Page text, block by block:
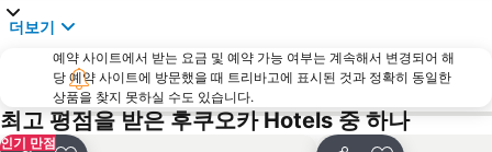
더보기
예약 사이트에서 받는 요금 및 예약 가능 여부는 계속해서 변경되어 해
당 예약 사이트에 방문했을 때 트리바고에 표시된 것과 정확히 동일한
상품을 찾지 못하실 수도 있습니다.
최고 평점을 받은 후쿠오카 Hotels 중 하나
인기 만점